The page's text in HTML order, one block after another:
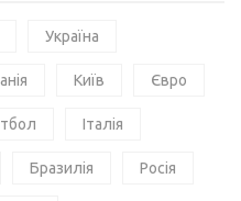
Україна
Київ Євро
Італія
Бразилія Росія